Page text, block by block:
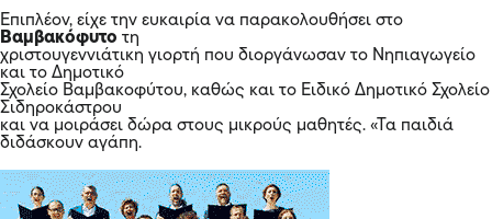
Επιπλέον, είχε την ευκαιρία να παρακολουθήσει στο
Βαμβακόφυτο τη
χριστουγεννιάτικη γιορτή που διοργάνωσαν το Νηπιαγωγείο
και το Δημοτικό
Σχολείο Βαμβακοφύτου, καθώς και το Ειδικό Δημοτικό Σχολείο
Σιδηροκάστρου
και να μοιράσει δώρα στους μικρούς μαθητές. «Τα παιδιά
διδάσκουν αγάπη.